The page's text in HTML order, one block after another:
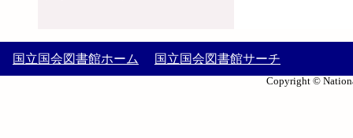
国立国会図書館ホーム 国立国会図書館サーチ
Copyright ©